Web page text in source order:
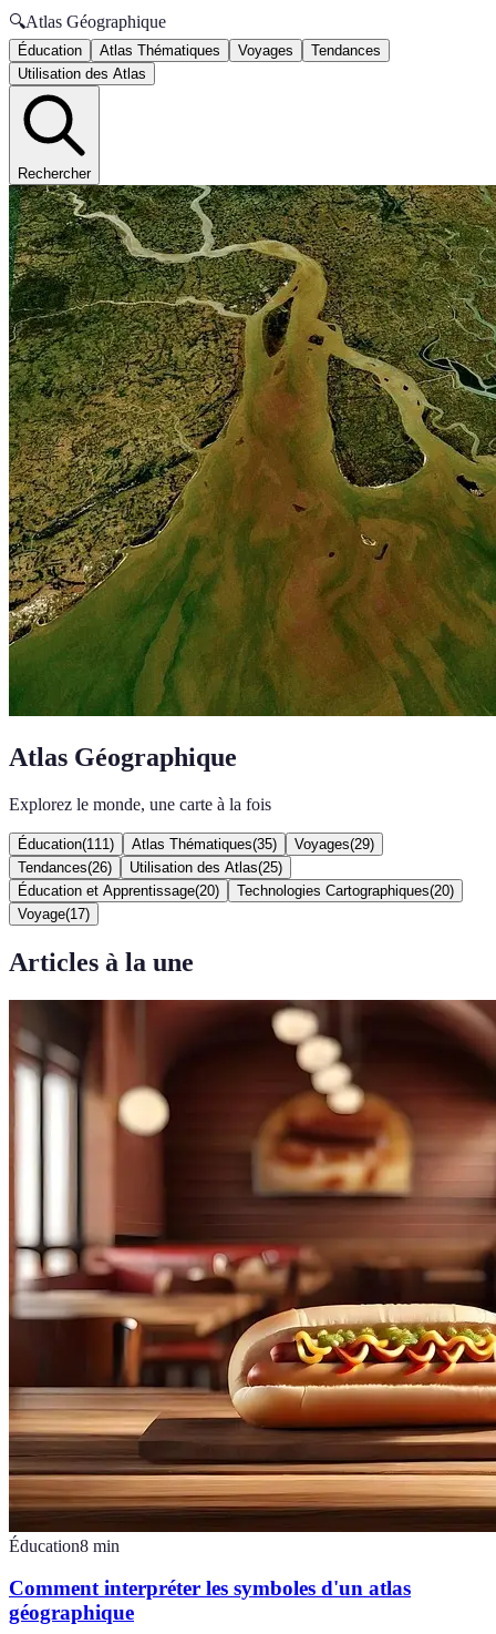
🔍Atlas Géographique
Éducation Atlas Thématiques Voyages
Tendances
Utilisation des Atlas
Rechercher
Atlas Géographique
Explorez le monde, une carte à la fois
Éducation(111 ) Atlas Thématiques(35) Voyages(29)
Tendances(26) Utilisation des Atlas(25)
Éducation et Apprentissage(20) Technologies Cartographiques(20)
Voyage(17)
Articles à la une
Éducation8 min
Comment interpréter les symboles d'un atlas
géographique